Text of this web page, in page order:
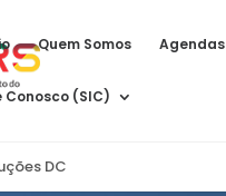
Quem Somos Agendas
Conosco (SIC)
DC